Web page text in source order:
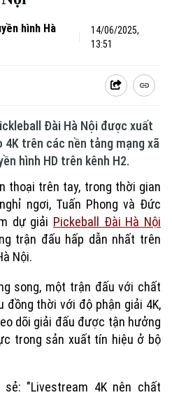
hình Hà
14/06/2025,
13:51
Đài Hà Nội được xuất
4K trên các nền tảng mạng xã
hình HD trên kênh H2.
thoại trên tay, trong thời gian
ngơi, Tuấn Phong và Đức
dự giải Pickeball Đài Hà Nội
trận đấu hấp dẫn nhất trên
Nội.
song, một trận đấu với chất
đồng thời với độ phận giải 4K,
dõi giải đấu được tận hưởng
trong sản xuất tín hiệu ở bộ
"Livestream 4K nên chất